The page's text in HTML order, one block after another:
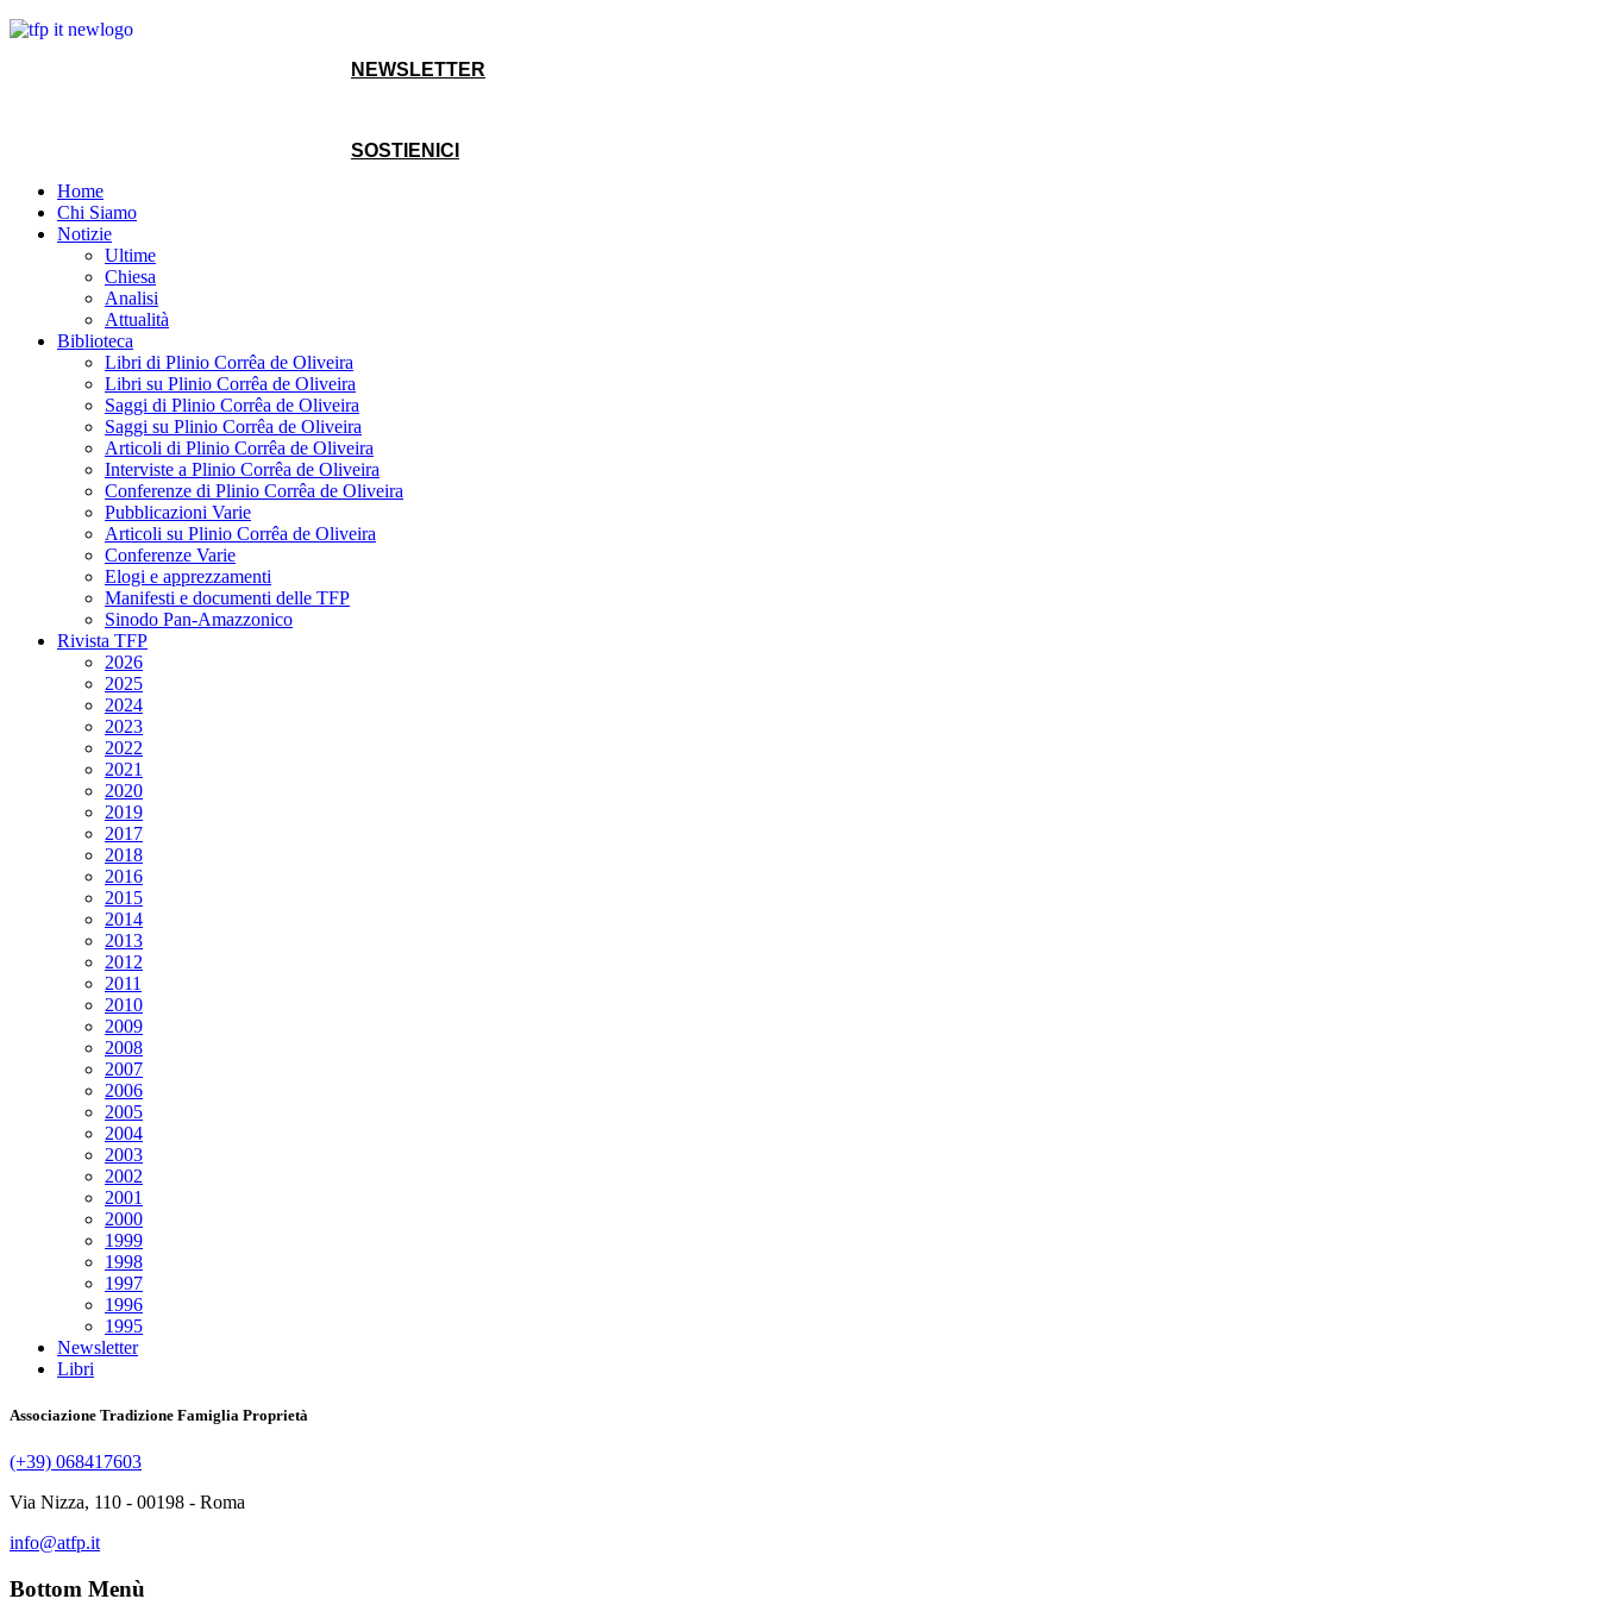
NEWSLETTER
SOSTIENICI
Home
Chi Siamo
Notizie
Ultime
Chiesa
Analisi
Attualità
Biblioteca
Libri di Plinio Corrêa de Oliveira
Libri su Plinio Corrêa de Oliveira
Saggi di Plinio Corrêa de Oliveira
Saggi su Plinio Corrêa de Oliveira
Articoli di Plinio Corrêa de Oliveira
Interviste a Plinio Corrêa de Oliveira
Conferenze di Plinio Corrêa de Oliveira
Pubblicazioni Varie
Articoli su Plinio Corrêa de Oliveira
Conferenze Varie
Elogi e apprezzamenti
Manifesti e documenti delle TFP
Sinodo Pan-Amazzonico
Rivista TFP
2026
2025
2024
2023
2022
2021
2020
2019
2017
2018
2016
2015
2014
2013
2012
2011
2010
2009
2008
2007
2006
2005
2004
2003
2002
2001
2000
1999
1998
1997
1996
1995
Newsletter
Libri
Associazione Tradizione Famiglia Proprietà
(+39) 068417603
Via Nizza, 110 - 00198 - Roma
info@atfp.it
Bottom Menù